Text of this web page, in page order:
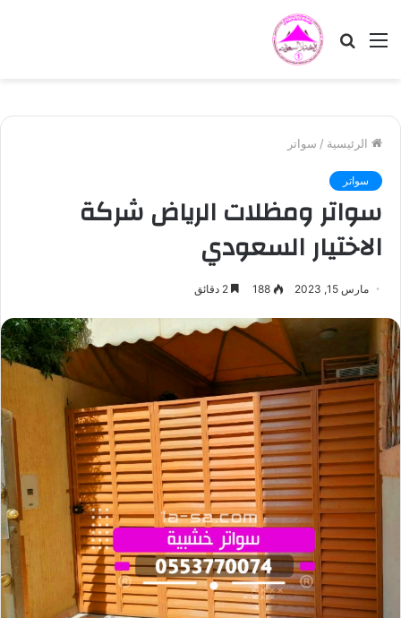
القائمة بحث
الرئيسية / سواتر
سواتر
سواتر ومظلات الرياض شركة
الاختيار السعودي
مارس 15, 2023 188